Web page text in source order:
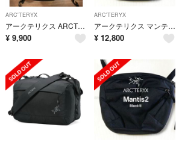
ARC'TERYX
アークテリクス ARCTERYX ARRO 22 BACKPACK アロー 22 バックパック 22L Carbon Copy 2
¥ 9,900
ARC'TERYX
アークテリクス マンティス2 ブラックⅡ(BK/BK)
¥ 12,800